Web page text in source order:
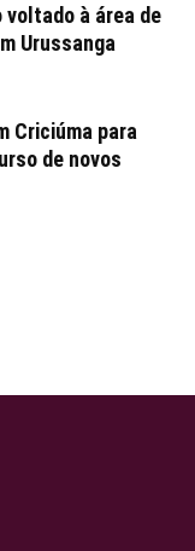
à área de
Urussanga
Criciúma para
de novos